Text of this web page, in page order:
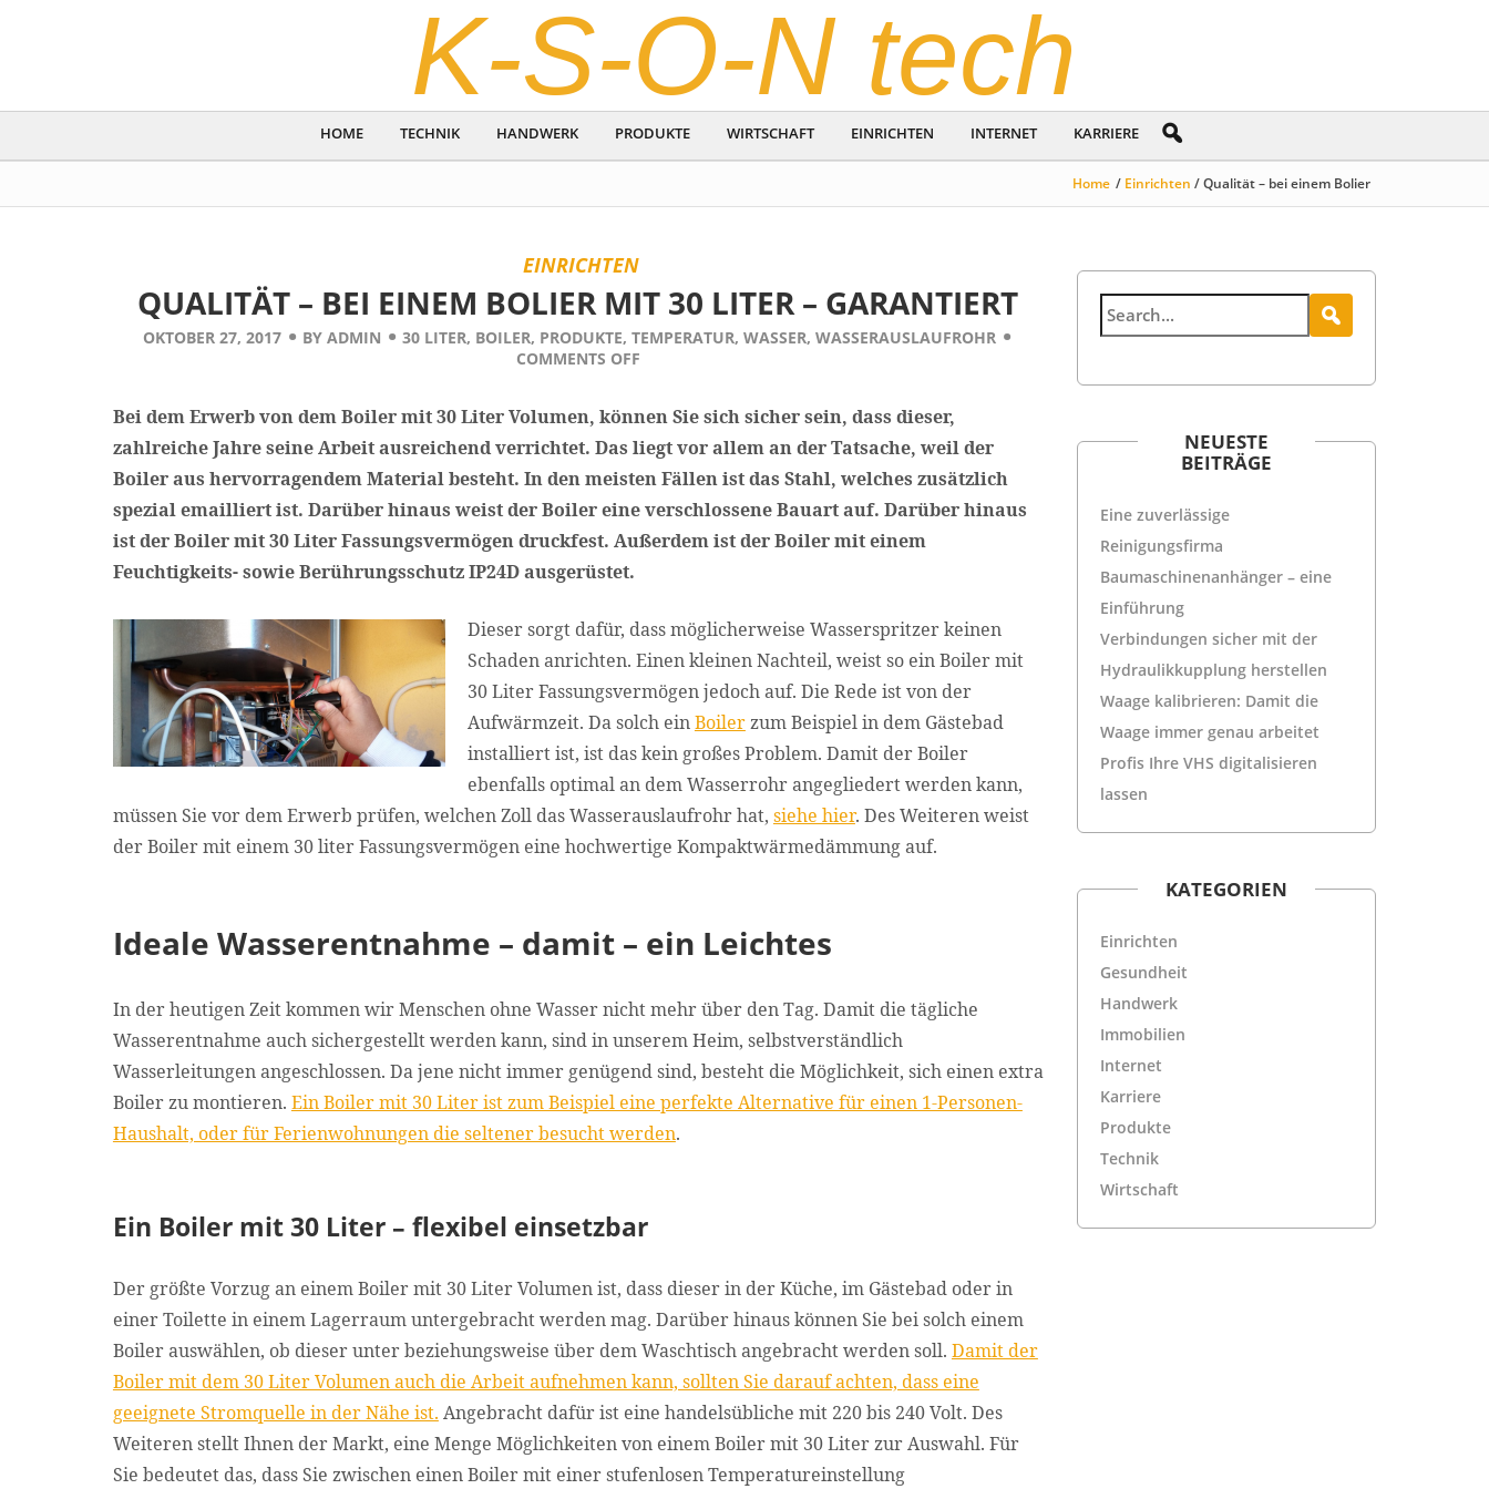
K-S-O-N tech
HOME TECHNIK HANDWERK PRODUKTE WIRTSCHAFT EINRICHTEN INTERNET KARRIERE
Home / Einrichten / Qualität – bei einem Bolier
EINRICHTEN
QUALITÄT – BEI EINEM BOLIER MIT 30 LITER – GARANTIERT
OKTOBER 27, 2017 BYADMIN 30 LITER, BOILER, PRODUKTE,TEMPERATUR,WASSER,WASSERAUSLAUFROHR
COMMENTS OFF
Bei dem Erwerb von dem Boiler mit 30 Liter Volumen, können Sie sich sicher sein, dass dieser,
zahlreiche Jahre seine Arbeit ausreichend verrichtet. Das liegt vor allem an der Tatsache, weil der
Boiler aus hervorragendem Material besteht. In den meisten Fällen ist das Stahl, welches zusätzlich
spezial emailliert ist. Darüber hinaus weist der Boiler eine verschlossene Bauart auf. Darüber hinaus
ist der Boiler mit 30 Liter Fassungsvermögen druckfest. Außerdem ist der Boiler mit einem
Feuchtigkeits- sowie Berührungsschutz IP24D ausgerüstet.
Dieser sorgt dafür, dass möglicherweise Wasserspritzer keinen
Schaden anrichten. Einen kleinen Nachteil, weist so ein Boiler mit
30 Liter Fassungsvermögen jedoch auf. Die Rede ist von der
Aufwärmzeit. Da solch einBoilerzum Beispiel in dem Gästebad
installiert ist, ist das kein großes Problem. Damit der Boiler
ebenfalls optimal an dem Wasserrohr angegliedert werden kann,
müssen Sie vor dem Erwerb prüfen, welchen Zoll das Wasserauslaufrohr hat, siehe hier. Des Weiteren weist
der Boiler mit einem 30 liter Fassungsvermögen eine hochwertige Kompaktwärmedämmung auf.
Ideale Wasserentnahme – damit – ein Leichtes
In der heutigen Zeit kommen wir Menschen ohne Wasser nicht mehr über den Tag. Damit die tägliche
Wasserentnahme auch sichergestellt werden kann, sind in unserem Heim, selbstverständlich
Wasserleitungen angeschlossen. Da jene nicht immer genügend sind, besteht die Möglichkeit, sich einen extra
Boiler zu montieren. Ein Boiler mit 30 Liter ist zum Beispiel eine perfekte Alternative für einen 1-Personen-
Haushalt, oder für Ferienwohnungen die seltener besucht werden.
Ein Boiler mit 30 Liter – flexibel einsetzbar
Der größte Vorzug an einem Boiler mit 30 Liter Volumen ist, dass dieser in der Küche, im Gästebad oder in
einer Toilette in einem Lagerraum untergebracht werden mag. Darüber hinaus können Sie bei solch einem
Boiler auswählen, ob dieser unter beziehungsweise über dem Waschtisch angebracht werden soll. Damit der
Boiler mit dem 30 Liter Volumen auch die Arbeit aufnehmen kann, sollten Sie darauf achten, dass eine
geeignete Stromquelle in der Nähe ist. Angebracht dafür ist eine handelsübliche mit 220 bis 240 Volt. Des
Weiteren stellt Ihnen der Markt, eine Menge Möglichkeiten von einem Boiler mit 30 Liter zur Auswahl. Für
Sie bedeutet das, dass Sie zwischen einen Boiler mit einer stufenlosen Temperatureinstellung
NEUESTE
BEITRÄGE
Eine zuverlässige
Reinigungsfirma
Baumaschinenanhänger – eine
Einführung
Verbindungen sicher mit der
Hydraulikkupplung herstellen
Waage kalibrieren: Damit die
Waage immer genau arbeitet
Profis Ihre VHS digitalisieren
lassen
KATEGORIEN
Einrichten
Gesundheit
Handwerk
Immobilien
Internet
Karriere
Produkte
Technik
Wirtschaft